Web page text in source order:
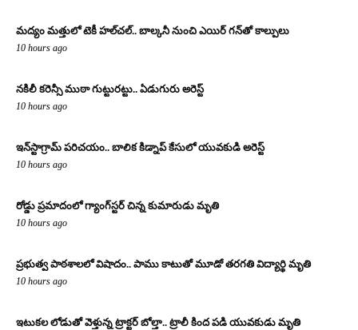
మద్యం మత్తులో టెకీ హల్‌చల్.. బాల్కనీ నుంచి ఎయిర్ గన్‌తో కాల్పులు
10 hours ago
నకిలీ కరెన్సీ ముఠా గుట్టురట్టు.. ఏడుగురు అరెస్ట్
10 hours ago
ఇన్‌స్టాగ్రామ్ పరిచయం.. బాలిక కిడ్నాప్ కేసులో యువకుడి అరెస్ట్
10 hours ago
రోడ్డు ప్రమాదంలో గ్యాంగ్‌స్టర్ చిన్న కుమారుడు మృతి
10 hours ago
ప్రభుత్వ పాఠశాలలో విషాదం.. పాము కాటుతో మూడో తరగతి విద్యార్థి మృతి
10 hours ago
ఇటుకల లోడుతో వెళ్తున్న ట్రాక్టర్ బోల్తా.. ట్రాలీ కింద పడి యువకుడు మృతి